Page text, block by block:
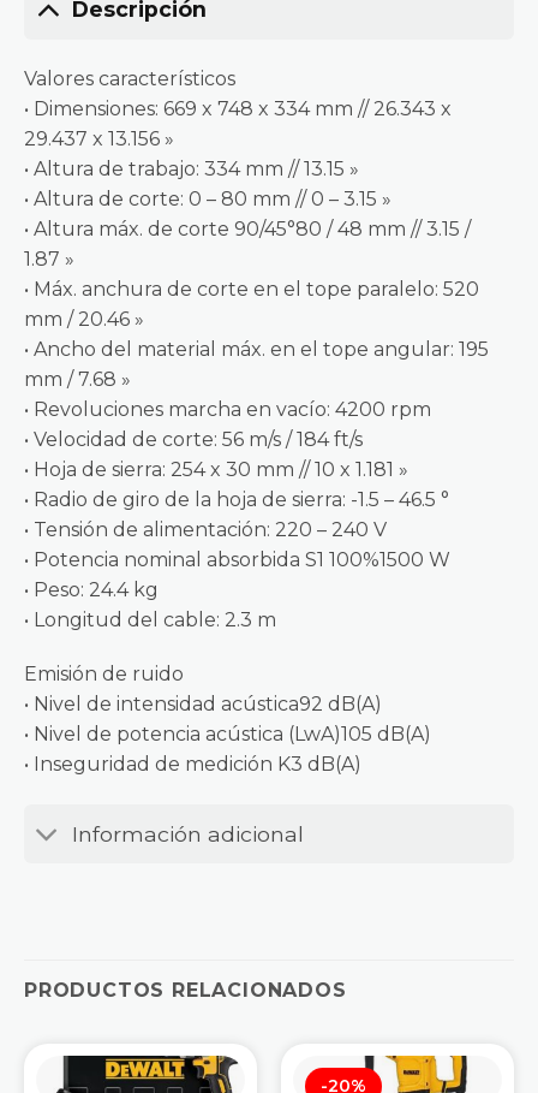
Descripción
Valores característicos
• Dimensiones: 669 x 748 x 334 mm // 26.343 x
29.437 x 13.156 »
• Altura de trabajo: 334 mm // 13.15 »
• Altura de corte: 0 – 80 mm // 0 – 3.15 »
• Altura máx. de corte 90/45°80 / 48 mm // 3.15 /
1.87 »
• Máx. anchura de corte en el tope paralelo: 520
mm / 20.46 »
• Ancho del material máx. en el tope angular: 195
mm / 7.68 »
• Revoluciones marcha en vacío: 4200 rpm
• Velocidad de corte: 56 m/s / 184 ft/s
• Hoja de sierra: 254 x 30 mm // 10 x 1.181 »
• Radio de giro de la hoja de sierra: -1.5 – 46.5 °
• Tensión de alimentación: 220 – 240 V
• Potencia nominal absorbida S1 100%1500 W
• Peso: 24.4 kg
• Longitud del cable: 2.3 m
Emisión de ruido
• Nivel de intensidad acústica92 dB(A)
• Nivel de potencia acústica (LwA)105 dB(A)
• Inseguridad de medición K3 dB(A)
Información adicional
PRODUCTOS RELACIONADOS
-20%